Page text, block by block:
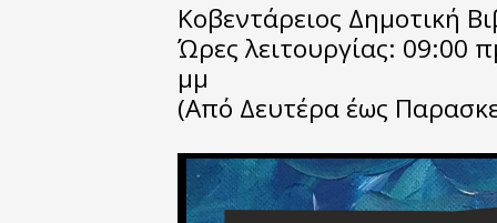
Κοβεντάρειος Δημοτική
Ώρες λειτουργίας: 09:00
μμ
(Από Δευτέρα έως